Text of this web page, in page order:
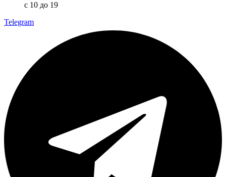
с 10 до 19
Telegram